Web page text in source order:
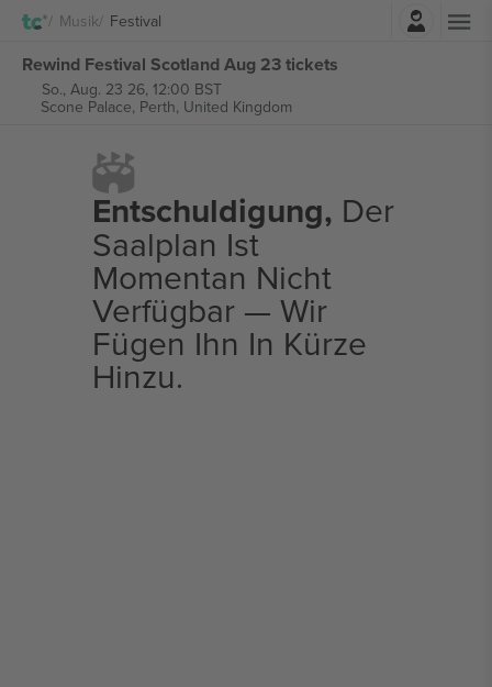
Musik Festival
Rewind Festival Scotland Aug 23 tickets
So., Aug. 23 26, 12:00 BST
Scone Palace, Perth, United Kingdom
Entschuldigung, Der
Saalplan Ist
Momentan Nicht
Verfügbar — Wir
Fügen Ihn In Kürze
Hinzu.